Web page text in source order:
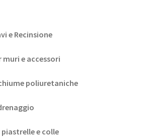
e Recinsione
muri e accessori
poliuretaniche
e colle